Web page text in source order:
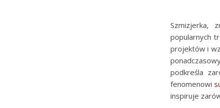
Szmizjerka,
popularnych
projektów i
podkreśla
fenomenowi
inspiruje